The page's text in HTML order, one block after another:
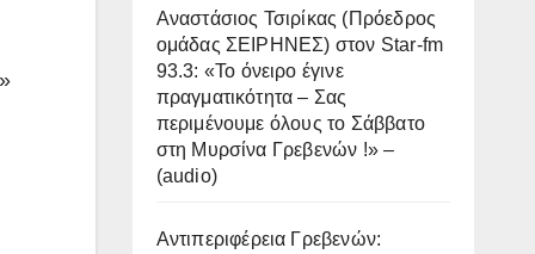
Αναστάσιος Τσιρίκας (Πρόεδρος
ομάδας ΣΕΙΡΗΝΕΣ) στον Star-fm
93.3: «Το όνειρο έγινε
πραγματικότητα – Σας
περιμένουμε όλους το Σάββατο
στη Μυρσίνα Γρεβενών !» –
(audio)
Αντιπεριφέρεια Γρεβενών: